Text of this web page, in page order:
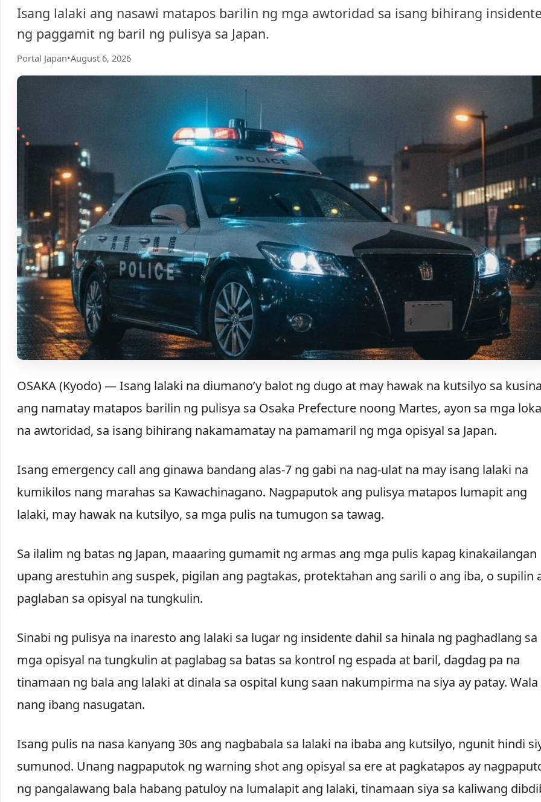
Isang lalaki ang nasawi matapos barilin ng mga awtoridad sa isang bihirang
ng paggamit ng baril ng pulisya sa Japan.
Portal Japan•August 6, 2026
OSAKA (Kyodo) — Isang lalaki na diumano’y balot ng dugo at may hawak na kutsilyo sa
ang namatay matapos barilin ng pulisya sa Osaka Prefecture noong Martes, ayon sa mga
na awtoridad, sa isang bihirang nakamamatay na pamamaril ng mga opisyal sa Japan.
Isang emergency call ang ginawa bandang alas-7 ng gabi na nag-ulat na may isang lalaki na
kumikilos nang marahas sa Kawachinagano. Nagpaputok ang pulisya matapos lumapit ang
lalaki, may hawak na kutsilyo, sa mga pulis na tumugon sa tawag.
Sa ilalim ng batas ng Japan, maaaring gumamit ng armas ang mga pulis kapag kinakailangan
upang arestuhin ang suspek, pigilan ang pagtakas, protektahan ang sarili o ang iba, o supilin
paglaban sa opisyal na tungkulin.
Sinabi ng pulisya na inaresto ang lalaki sa lugar ng insidente dahil sa hinala ng paghadlang sa
mga opisyal na tungkulin at paglabag sa batas sa kontrol ng espada at baril, dagdag pa na
tinamaan ng bala ang lalaki at dinala sa ospital kung saan nakumpirma na siya ay patay. Wala
nang ibang nasugatan.
Isang pulis na nasa kanyang 30s ang nagbabala sa lalaki na ibaba ang kutsilyo, ngunit hindi
sumunod. Unang nagpaputok ng warning shot ang opisyal sa ere at pagkatapos ay
ng pangalawang bala habang patuloy na lumalapit ang lalaki, tinamaan siya sa kaliwang